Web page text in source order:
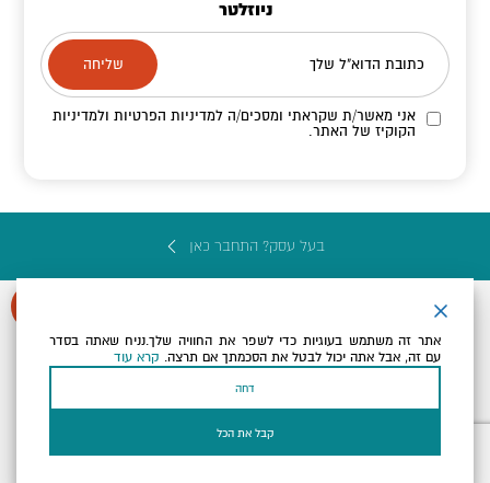
ניוזלטר
כתובת הדוא"ל שלך
אני מאשר/ת שקראתי ומסכים/הלמדיניות הפרטיות ולמדיניות
הקוקיז של האתר.
בעל עסק? התחבר כאן
כל הזכויות שמורות לארץ ים המלח ©
אתר זה משתמש בעוגיות כדי לשפר את החוויה שלך.נניח שאתה בסדר
עם זה, אבל אתה יכול לבטל את הסכמתך אם תרצה. קרא עוד
דחה
קבל את הכל